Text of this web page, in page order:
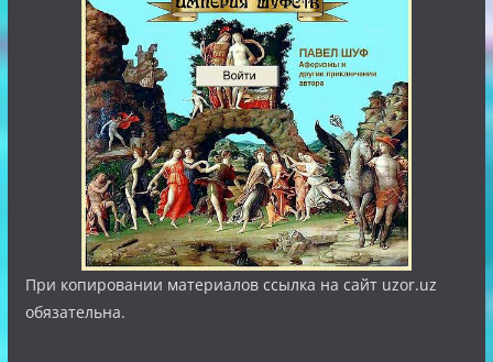
При копировании материалов ссылка на сайт uzor.uz
обязательна.